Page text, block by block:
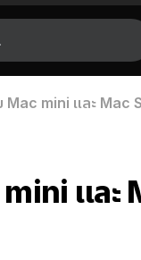
Mac mini และ Mac
และ